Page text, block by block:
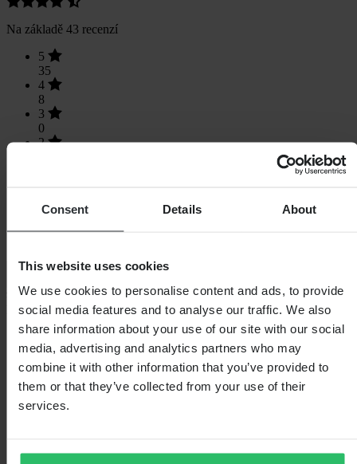
Consent Details About
This website uses cookies
We use cookies to personalise content and ads, to provide
social media features and to analyse our traffic. We also
share information about your use of our site with our social
media, advertising and analytics partners who may
combine it with other information that you’ve provided to
them or that they’ve collected from your use of their
services.
Na základě 43 recenzí
5
35
4
8
3
0
2
Načítání...
Nákupy
Obchodní podmínky
Zásady ochrany osobních údajů
Doprava a doručení
Platba
Vrácení
Právo na odstoupení
Stav objednávky